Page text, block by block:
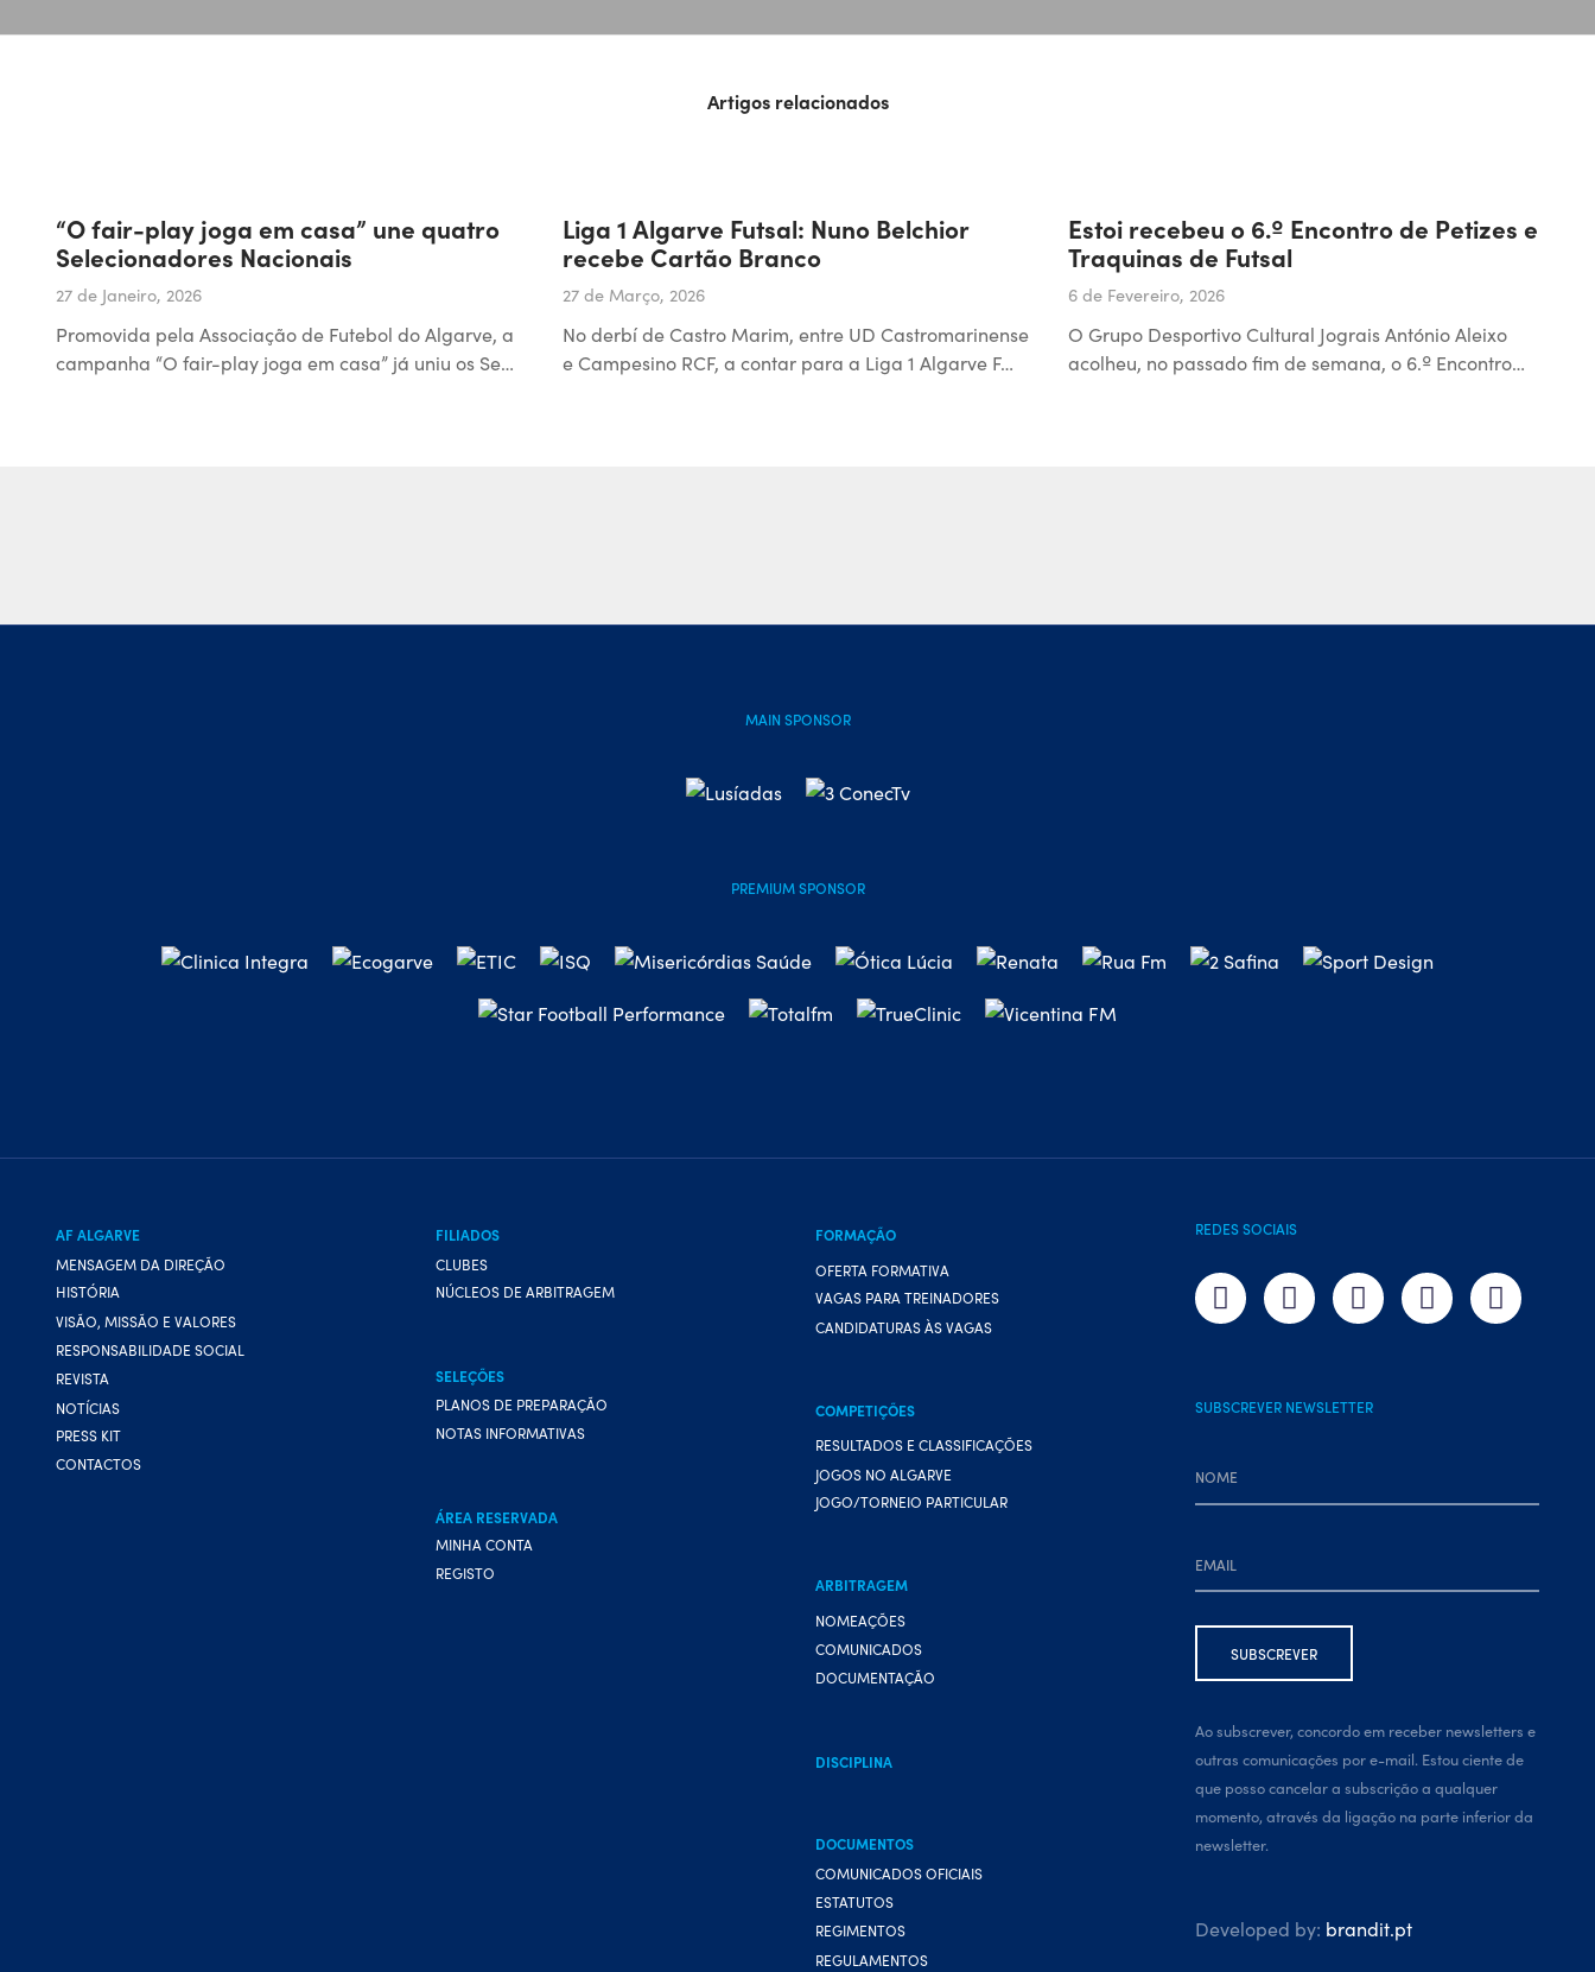
Artigos relacionados
“O fair-play joga em casa” une quatro
Selecionadores Nacionais
27 de Janeiro, 2026
Promovida pela Associação de Futebol do Algarve, a
campanha “O fair-play joga em casa” já uniu os Se…
Liga 1 Algarve Futsal: Nuno Belchior
recebe Cartão Branco
27 de Março, 2026
No derbí de Castro Marim, entre UD Castromarinense
e Campesino RCF, a contar para a Liga 1 Algarve F…
Estoi recebeu o 6.º Encontro de Petizes e
Traquinas de Futsal
6 de Fevereiro, 2026
O Grupo Desportivo Cultural Jograis António Aleixo
acolheu, no passado fim de semana, o 6.º Encontro…
MAIN SPONSOR
PREMIUM SPONSOR
AF ALGARVE
MENSAGEM DA DIREÇÃO
HISTÓRIA
VISÃO, MISSÃO E VALORES
RESPONSABILIDADE SOCIAL
REVISTA
NOTÍCIAS
PRESS KIT
CONTACTOS
FILIADOS
CLUBES
NÚCLEOS DE ARBITRAGEM
SELEÇÕES
PLANOS DE PREPARAÇÃO
NOTAS INFORMATIVAS
ÁREA RESERVADA
MINHA CONTA
REGISTO
FORMAÇÃO
OFERTA FORMATIVA
VAGAS PARA TREINADORES
CANDIDATURAS ÀS VAGAS
COMPETIÇÕES
RESULTADOS E CLASSIFICAÇÕES
JOGOS NO ALGARVE
JOGO/TORNEIO PARTICULAR
ARBITRAGEM
NOMEAÇÕES
COMUNICADOS
DOCUMENTAÇÃO
DISCIPLINA
DOCUMENTOS
COMUNICADOS OFICIAIS
ESTATUTOS
REGIMENTOS
REGULAMENTOS
REDES SOCIAIS
SUBSCREVER NEWSLETTER
Ao subscrever, concordo em receber newsletters e
outras comunicações por e-mail. Estou ciente de
que posso cancelar a subscrição a qualquer
momento, através da ligação na parte inferior da
newsletter.
Developed by: brandit.pt